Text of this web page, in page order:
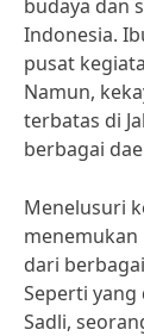
budaya dan
Indonesia.
pusat
Namun,
terbatas di
berbagai
Menelusuri
menemukan
dari
Seperti yang
Sadli,